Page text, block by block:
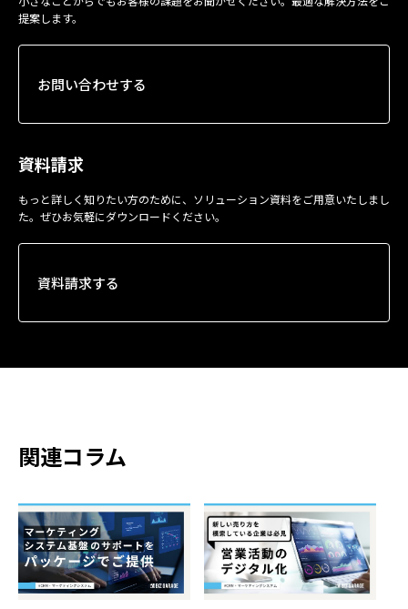
提案します。
お問い合わせする
資料請求
もっと詳しく知りたい方のために、ソリューション資料をご用意いたしまし
た。ぜひお気軽にダウンロードください。
資料請求する
関連コラム